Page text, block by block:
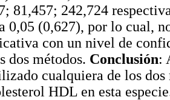
81,457; 242,724
0,05 (0,627), por lo cual,
con un nivel de
dos métodos. Conclusión:
cualquiera de los
HDL en esta